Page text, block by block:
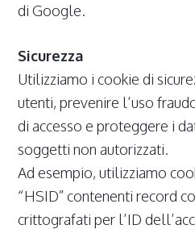
di Google.
Sicurezza
Utilizziamo i cookie di
utenti, prevenire l’uso
di accesso e proteggere i
soggetti non autorizzati.
Ad esempio, utilizziamo
“HSID” contenenti record
crittografati per l’ID